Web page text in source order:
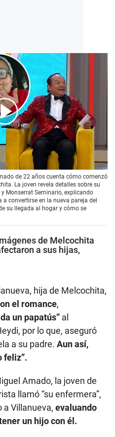
de 22 años cuenta cómo comenzó
La joven revela detalles sobre su
Monserrat Seminario, explicando
convertirse en la nueva pareja del
su llegada al hogar y cómo se
de Melcochita
a sus hijas,
hija de Melcochita,
el romance,
un papatús” al
por lo que, aseguró
a su padre. Aun así,
feliz”.
Amado, la joven de
llamó “su enfermera”,
a Villanueva, evaluando
un hijo con él.